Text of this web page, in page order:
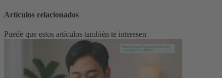
Artículos relacionados
Puede que estos artículos también te interesen